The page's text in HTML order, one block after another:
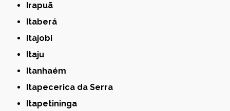
Irapuã
Itaberá
Itajobi
Itaju
Itanhaém
Itapecerica da Serra
Itapetininga